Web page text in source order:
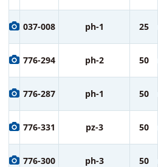
037-008 ph-1 25
776-294 ph-2 50
776-287 ph-1 50
776-331 pz-3 50
776-300 ph-3 50